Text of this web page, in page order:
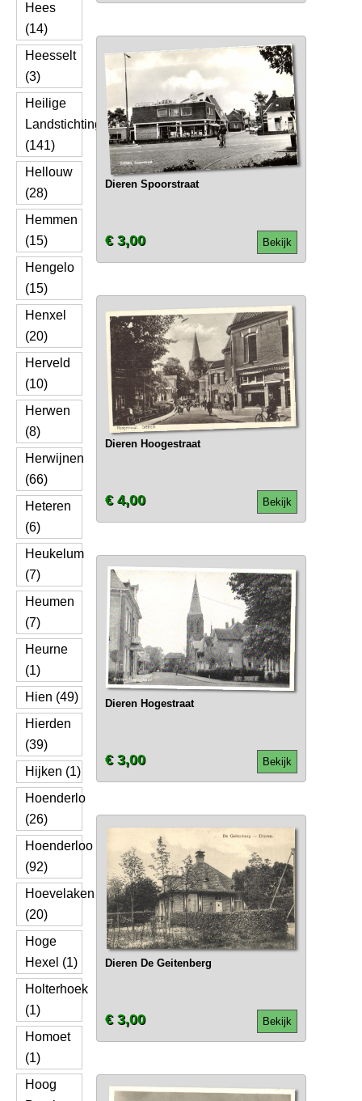
Hees
(14)
Heesselt
(3)
Heilige
Landstichting
(141)
Hellouw
(28)
Hemmen
(15)
Hengelo
(15)
Henxel
(20)
Herveld
(10)
Herwen
(8)
Herwijnen
(66)
Heteren
(6)
Heukelum
(7)
Heumen
(7)
Heurne
(1)
Hien (49)
Hierden
(39)
Hijken (1)
Hoenderlo
(26)
Hoenderloo
(92)
Hoevelaken
(20)
Hoge
Hexel (1)
Holterhoek
(1)
Homoet
(1)
Hoog
Dieren Spoorstraat
Bekijk
€ 3,00
Dieren Hoogestraat
Bekijk
€ 4,00
Dieren Hogestraat
Bekijk
€ 3,00
Dieren De Geitenberg
Bekijk
€ 3,00